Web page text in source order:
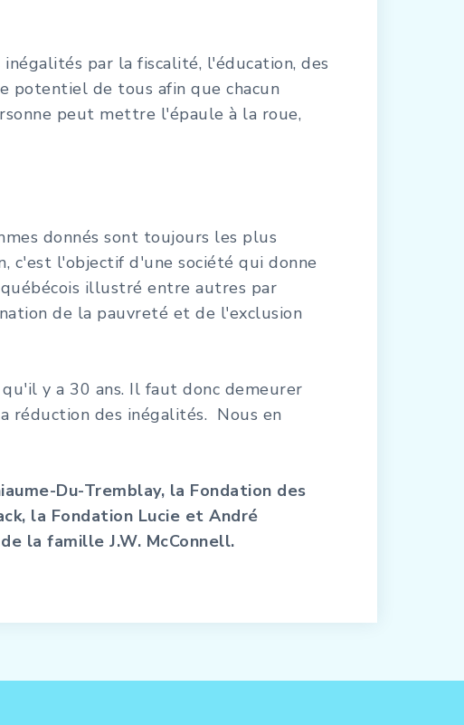
par la fiscalité, l'éducation, des
potentiel de tous afin que chacun
peut mettre l'épaule à la roue,
donnés sont toujours les plus
c'est l'objectif d'une société qui donne
illustré entre autres par
de la pauvreté et de l'exclusion
y a 30 ans. Il faut donc demeurer
réduction des inégalités. Nous en
Du-Tremblay, la Fondation des
la Fondation Lucie et André
la famille J.W. McConnell.